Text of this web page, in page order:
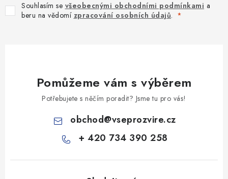
Souhlasím se všeobecnými obchodními podmínkami a
beru na vědomí zpracování osobních údajů.
Pomůžeme vám s výběrem
Potřebujete s něčím poradit? Jsme tu pro vás!
obchod@vseprozvire.cz
+ 420 734 390 258